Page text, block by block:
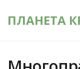
ПЛАНЕТА